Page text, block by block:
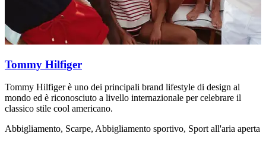
Tommy Hilfiger
Tommy Hilfiger è uno dei principali brand lifestyle di design al
mondo ed è riconosciuto a livello internazionale per celebrare il
classico stile cool americano.
Abbigliamento, Scarpe, Abbigliamento sportivo, Sport all'aria aperta